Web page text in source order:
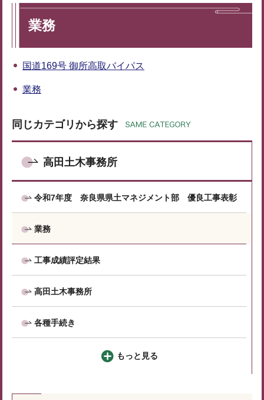
業務
国道169号 御所高取バイパス
業務
同じカテゴリから探す
高田土木事務所
令和7年度 奈良県県土マネジメント部 優良工事表彰
業務
工事成績評定結果
高田土木事務所
各種手続き
もっと見る